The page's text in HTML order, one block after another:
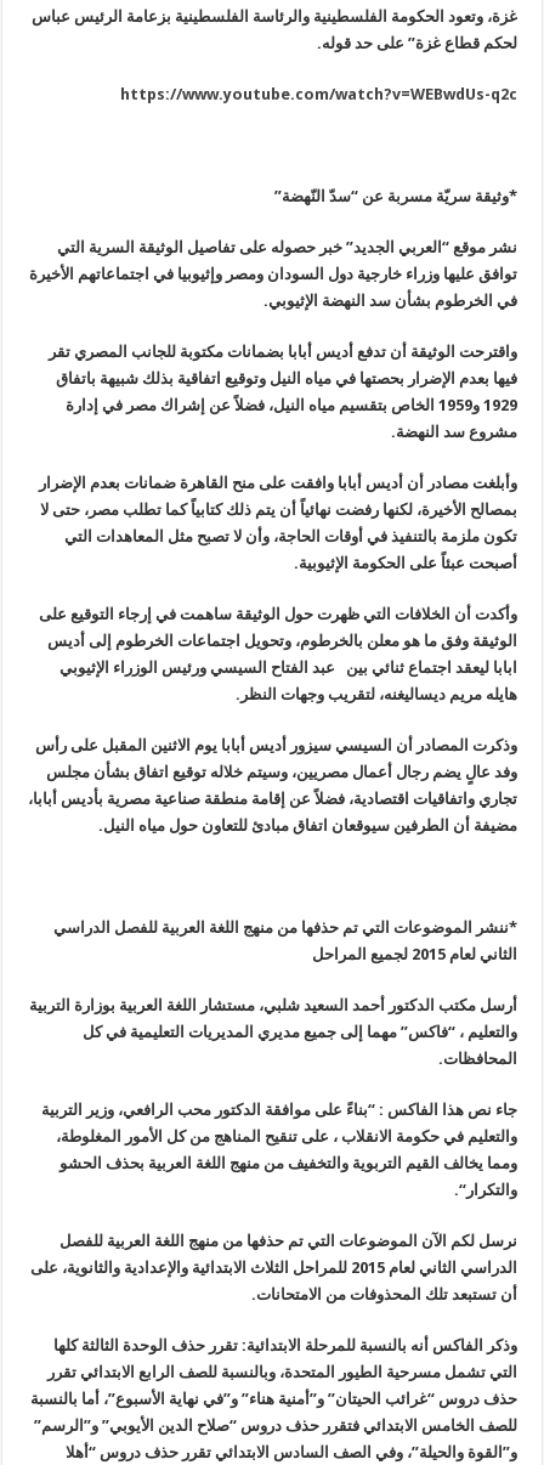
غزة، وتعود الحكومة الفلسطينية والرئاسة الفلسطينية بزعامة الرئيس عباس
لحكم قطاع غزة” على حد قوله.
https://www.youtube.com/watch?v=WEBwdUs-q2c
*وثيقة سريّة مسربة عن “سدّ النّهضة”
نشر موقع “العربي الجديد” خبر حصوله على تفاصيل الوثيقة السرية التي
توافق عليها وزراء خارجية دول السودان ومصر وإثيوبيا في اجتماعاتهم الأخيرة
في الخرطوم بشأن سد النهضة الإثيوبي.
واقترحت الوثيقة أن تدفع أديس أبابا بضمانات مكتوبة للجانب المصري تقر
فيها بعدم الإضرار بحصتها في مياه النيل وتوقيع اتفاقية بذلك شبيهة باتفاق
1929 و1959 الخاص بتقسيم مياه النيل، فضلاً عن إشراك مصر في إدارة
مشروع سد النهضة.
وأبلغت مصادر أن أديس أبابا وافقت على منح القاهرة ضمانات بعدم الإضرار
بمصالح الأخيرة، لكنها رفضت نهائياً أن يتم ذلك كتابياً كما تطلب مصر، حتى لا
تكون ملزمة بالتنفيذ في أوقات الحاجة، وأن لا تصبح مثل المعاهدات التي
أصبحت عبئاً على الحكومة الإثيوبية.
وأكدت أن الخلافات التي ظهرت حول الوثيقة ساهمت في إرجاء التوقيع على
الوثيقة وفق ما هو معلن بالخرطوم، وتحويل اجتماعات الخرطوم إلى أديس
ابابا ليعقد اجتماع ثنائي بين عبد الفتاح السيسي ورئيس الوزراء الإثيوبي
هايله مريم ديساليغنه، لتقريب وجهات النظر .
وذكرت المصادر أن السيسي سيزور أديس أبابا يوم الاثنين المقبل على رأس
وفد عالٍ يضم رجال أعمال مصريين، وسيتم خلاله توقيع اتفاق بشأن مجلس
تجاري واتفاقيات اقتصادية، فضلاً عن إقامة منطقة صناعية مصرية بأديس أبابا،
مضيفة أن الطرفين سيوقعان اتفاق مبادئ للتعاون حول مياه النيل.
*ننشر الموضوعات التي تم حذفها من منهج اللغة العربية للفصل الدراسي
الثاني لعام 2015 لجميع المراحل
أرسل مكتب الدكتور أحمد السعيد شلبي، مستشار اللغة العربية بوزارة التربية
والتعليم ، “فاكس” مهما إلى جميع مديري المديريات التعليمية في كل
المحافظات.
جاء نص هذا الفاكس : “بناءً على موافقة الدكتور محب الرافعي، وزير التربية
والتعليم في حكومة الانقلاب ، على تنقيح المناهج من كل الأمور المغلوطة،
ومما يخالف القيم التربوية والتخفيف من منهج اللغة العربية بحذف الحشو
والتكرار“.
نرسل لكم الآن الموضوعات التي تم حذفها من منهج اللغة العربية للفصل
الدراسي الثاني لعام 2015 للمراحل الثلاث الابتدائية والإعدادية والثانوية، على
أن تستبعد تلك المحذوفات من الامتحانات.
وذكر الفاكس أنه بالنسبة للمرحلة الابتدائية: تقرر حذف الوحدة الثالثة كلها
التي تشمل مسرحية الطيور المتحدة، وبالنسبة للصف الرابع الابتدائي تقرر
حذف دروس “غرائب الحيتان” و”أمنية هناء” و”في نهاية الأسبوع”، أما بالنسبة
للصف الخامس الابتدائي فتقرر حذف دروس “صلاح الدين الأيوبي”و”الرسم”
و”القوة والحيلة”، وفي الصف السادس الابتدائي تقرر حذف دروس “أهلا